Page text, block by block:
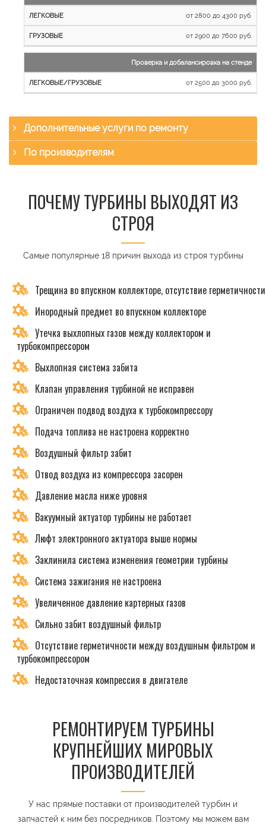
от 2800 до 4300 руб.
от 2900 до 7600 руб.
Проверка и добалансировка на стенде
от 2500 до 3000 руб.
Дополнительные услуги по ремонту
По производителям
ПОЧЕМУ ТУРБИНЫ ВЫХОДЯТ ИЗ
СТРОЯ
Самые популярные 18 причин выхода из строя турбины
Трещина во впускном коллекторе, отсутствие герметичности
Инородный предмет во впускном коллекторе
Утечка выхлопных газов между коллектором и
турбокомпрессором
Выхлопная система забита
Клапан управления турбиной не исправен
Ограничен подвод воздуха к турбокомпрессору
Подача топлива не настроена корректно
Воздушный фильтр забит
Отвод воздуха из компрессора засорен
Давление масла ниже уровня
Вакуумный актуатор турбины не работает
Люфт электронного актуатора выше нормы
Заклинила система изменения геометрии турбины
Система зажигания не настроена
Увеличенное давление картерных газов
Сильно забит воздушный фильтр
Отсутствие герметичности между воздушным фильтром и
турбокомпрессором
Недостаточная компрессия в двигателе
РЕМОНТИРУЕМ ТУРБИНЫ
КРУПНЕЙШИХ МИРОВЫХ
ПРОИЗВОДИТЕЛЕЙ
У нас прямые поставки от производителей турбин и
запчастей к ним без посредников. Поэтому мы можем вам